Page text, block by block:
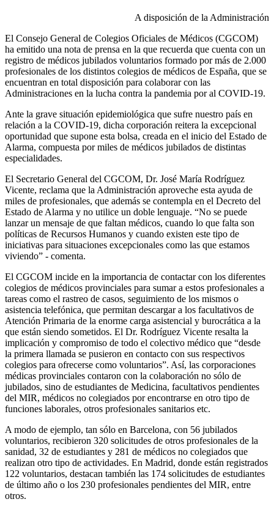
A disposición de la Administración
El Consejo General de Colegios Oficiales de Médicos (CGCOM)
ha emitido una nota de prensa en la que recuerda que cuenta con un
registro de médicos jubilados voluntarios formado por más de 2.000
profesionales de los distintos colegios de médicos de España, que se
encuentran en total disposición para colaborar con las
Administraciones en la lucha contra la pandemia por al COVID-19.
Ante la grave situación epidemiológica que sufre nuestro país en
relación a la COVID-19, dicha corporación reitera la excepcional
oportunidad que supone esta bolsa, creada en el inicio del Estado de
Alarma, compuesta por miles de médicos jubilados de distintas
especialidades.
El Secretario General del CGCOM, Dr. José María Rodríguez
Vicente, reclama que la Administración aproveche esta ayuda de
miles de profesionales, que además se contempla en el Decreto del
Estado de Alarma y no utilice un doble lenguaje. “No se puede
lanzar un mensaje de que faltan médicos, cuando lo que falta son
políticas de Recursos Humanos y cuando existen este tipo de
iniciativas para situaciones excepcionales como las que estamos
viviendo” - comenta.
El CGCOM incide en la importancia de contactar con los diferentes
colegios de médicos provinciales para sumar a estos profesionales a
tareas como el rastreo de casos, seguimiento de los mismos o
asistencia telefónica, que permitan descargar a los facultativos de
Atención Primaria de la enorme carga asistencial y burocrática a la
que están siendo sometidos. El Dr. Rodríguez Vicente resalta la
implicación y compromiso de todo el colectivo médico que “desde
la primera llamada se pusieron en contacto con sus respectivos
colegios para ofrecerse como voluntarios”. Así, las corporaciones
médicas provinciales contaron con la colaboración no sólo de
jubilados, sino de estudiantes de Medicina, facultativos pendientes
del MIR, médicos no colegiados por encontrarse en otro tipo de
funciones laborales, otros profesionales sanitarios etc.
A modo de ejemplo, tan sólo en Barcelona, con 56 jubilados
voluntarios, recibieron 320 solicitudes de otros profesionales de la
sanidad, 32 de estudiantes y 281 de médicos no colegiados que
realizan otro tipo de actividades. En Madrid, donde están registrados
122 voluntarios, destacan también las 174 solicitudes de estudiantes
de último año o los 230 profesionales pendientes del MIR, entre
otros.